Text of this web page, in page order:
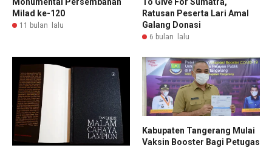
Monumental Persembahan
Milad ke-120
11 bulan lalu
To Give For Sumatra,
Ratusan Peserta Lari Amal
Galang Donasi
6 bulan lalu
Kabupaten Tangerang Mulai
Vaksin Booster Bagi Petugas